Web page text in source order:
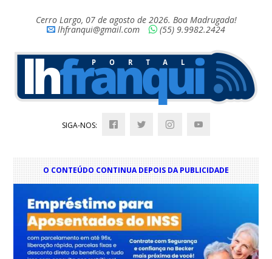
Cerro Largo, 07 de agosto de 2026. Boa Madrugada!
lhfranqui@gmail.com
(55) 9.9982.2424
SIGA-NOS:
O CONTEÚDO CONTINUA DEPOIS DA PUBLICIDADE